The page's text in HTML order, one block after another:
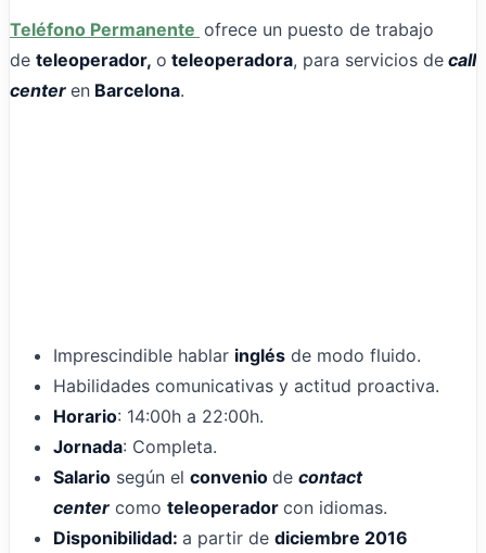
Teléfono Permanente ofrece un puesto de trabajo
de teleoperador, o teleoperadora, para servicios de call
center en Barcelona.
Imprescindible hablar inglés de modo fluido.
Habilidades comunicativas y actitud proactiva.
Horario: 14:00h a 22:00h.
Jornada: Completa.
Salario según el convenio de contact
center como teleoperador con idiomas.
Disponibilidad: a partir de diciembre 2016